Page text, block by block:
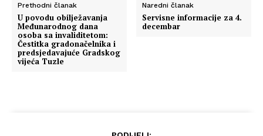
Prethodni članak
U povodu obilježavanja
Međunarodnog dana
osoba sa invaliditetom:
Čestitka gradonačelnika i
predsjedavajuće Gradskog
vijeća Tuzle
Naredni članak
Servisne informacije za 4.
decembar